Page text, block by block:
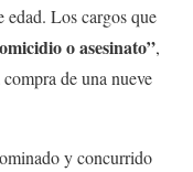
edad. Los cargos que
o asesinato”,
de una nueve
y concurrido